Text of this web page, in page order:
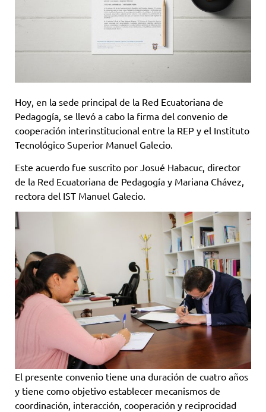
Hoy, en la sede principal de la Red Ecuatoriana de
Pedagogía, se llevó a cabo la firma del convenio de
cooperación interinstitucional entre la REP y el Instituto
Tecnológico Superior Manuel Galecio.
Este acuerdo fue suscrito por Josué Habacuc, director
de la Red Ecuatoriana de Pedagogía y Mariana Chávez,
rectora del IST Manuel Galecio.
El presente convenio tiene una duración de cuatro años
y tiene como objetivo establecer mecanismos de
coordinación, interacción, cooperación y reciprocidad